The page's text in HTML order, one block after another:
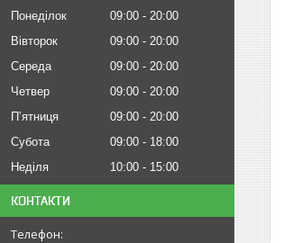
Понеділок 09:00
20:00
Вівторок
09:00
20:00
Середа
09:00
20:00
Четвер
09:00
20:00
Пʼятниця
09:00
20:00
Субота
09:00
18:00
Неділя
10:00 15:00
КОНТАКТИ